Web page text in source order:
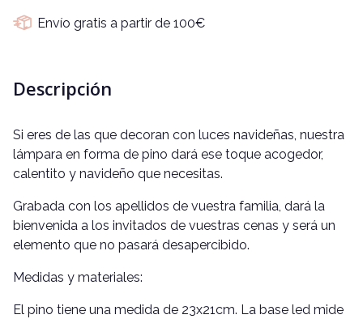
Envío gratis a partir de 100€
Descripción
Si eres de las que decoran con luces navideñas, nuestra
lámpara en forma de pino dará ese toque acogedor,
calentito y navideño que necesitas.
Grabada con los apellidos de vuestra familia, dará la
bienvenida a los invitados de vuestras cenas y será un
elemento que no pasará desapercibido.
Medidas y materiales:
El pino tiene una medida de 23x21cm. La base led mide